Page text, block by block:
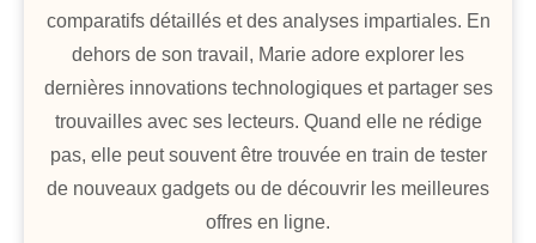
comparatifs détaillés et des analyses impartiales. En
dehors de son travail, Marie adore explorer les
dernières innovations technologiques et partager ses
trouvailles avec ses lecteurs. Quand elle ne rédige
pas, elle peut souvent être trouvée en train de tester
de nouveaux gadgets ou de découvrir les meilleures
offres en ligne.